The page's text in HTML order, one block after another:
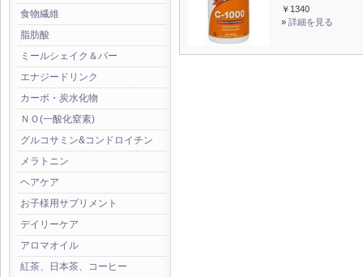
食物繊維
脂肪酸
ミールシェイク＆バー
エナジードリンク
カーボ・炭水化物
ＮＯ(一酸化窒素)
グルコサミン&コンドロイチン
メラトニン
ヘアケア
お子様用サプリメント
デイリーケア
アロマオイル
紅茶、日本茶、コーヒー
￥1340
» 詳細を見る